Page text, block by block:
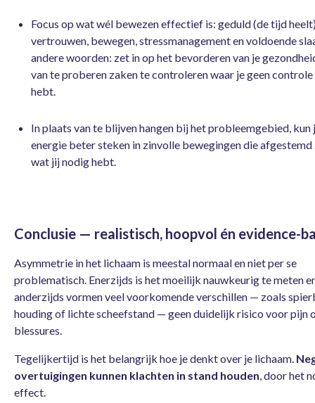
Focus op wat wél bewezen effectief is: geduld (de tijd
vertrouwen, bewegen, stressmanagement en voldoende
andere woorden: zet in op het bevorderen van je
van te proberen zaken te controleren waar je geen
hebt.
In plaats van te blijven hangen bij het probleemgebied, kun
energie beter steken in zinvolle bewegingen die afgestemd
wat jij nodig hebt.
Conclusie — realistisch, hoopvol én evidence-
Asymmetrie in het lichaam is meestal normaal en niet per se
problematisch. Enerzijds is het moeilijk nauwkeurig te meten
anderzijds vormen veel voorkomende verschillen — zoals
houding of lichte scheefstand — geen duidelijk risico voor pijn
blessures.
Tegelijkertijd is het belangrijk hoe je denkt over je lichaam.
overtuigingen kunnen klachten in stand houden, door het
effect.